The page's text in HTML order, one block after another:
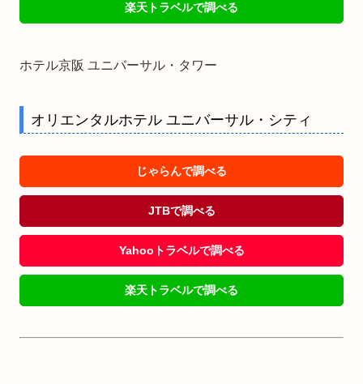
楽天トラベルで調べる
ホテル京阪 ユニバーサル・タワー
オリエンタルホテル ユニバーサル・シティ
じゃらんで調べる
JTBで調べる
Yahooトラベルで調べる
楽天トラベルで調べる